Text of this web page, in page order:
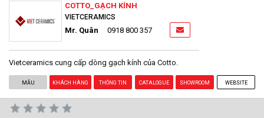
COTTO_GẠCH KÍNH
VIETCERAMICS
Mr. Quân 0918 800 357
Vietceramics cung cấp dòng gạch kính của Cotto.
MẪU KHÁCH HÀNG THÔNG TIN CATALOGUE SHOWROOM WEBSITE